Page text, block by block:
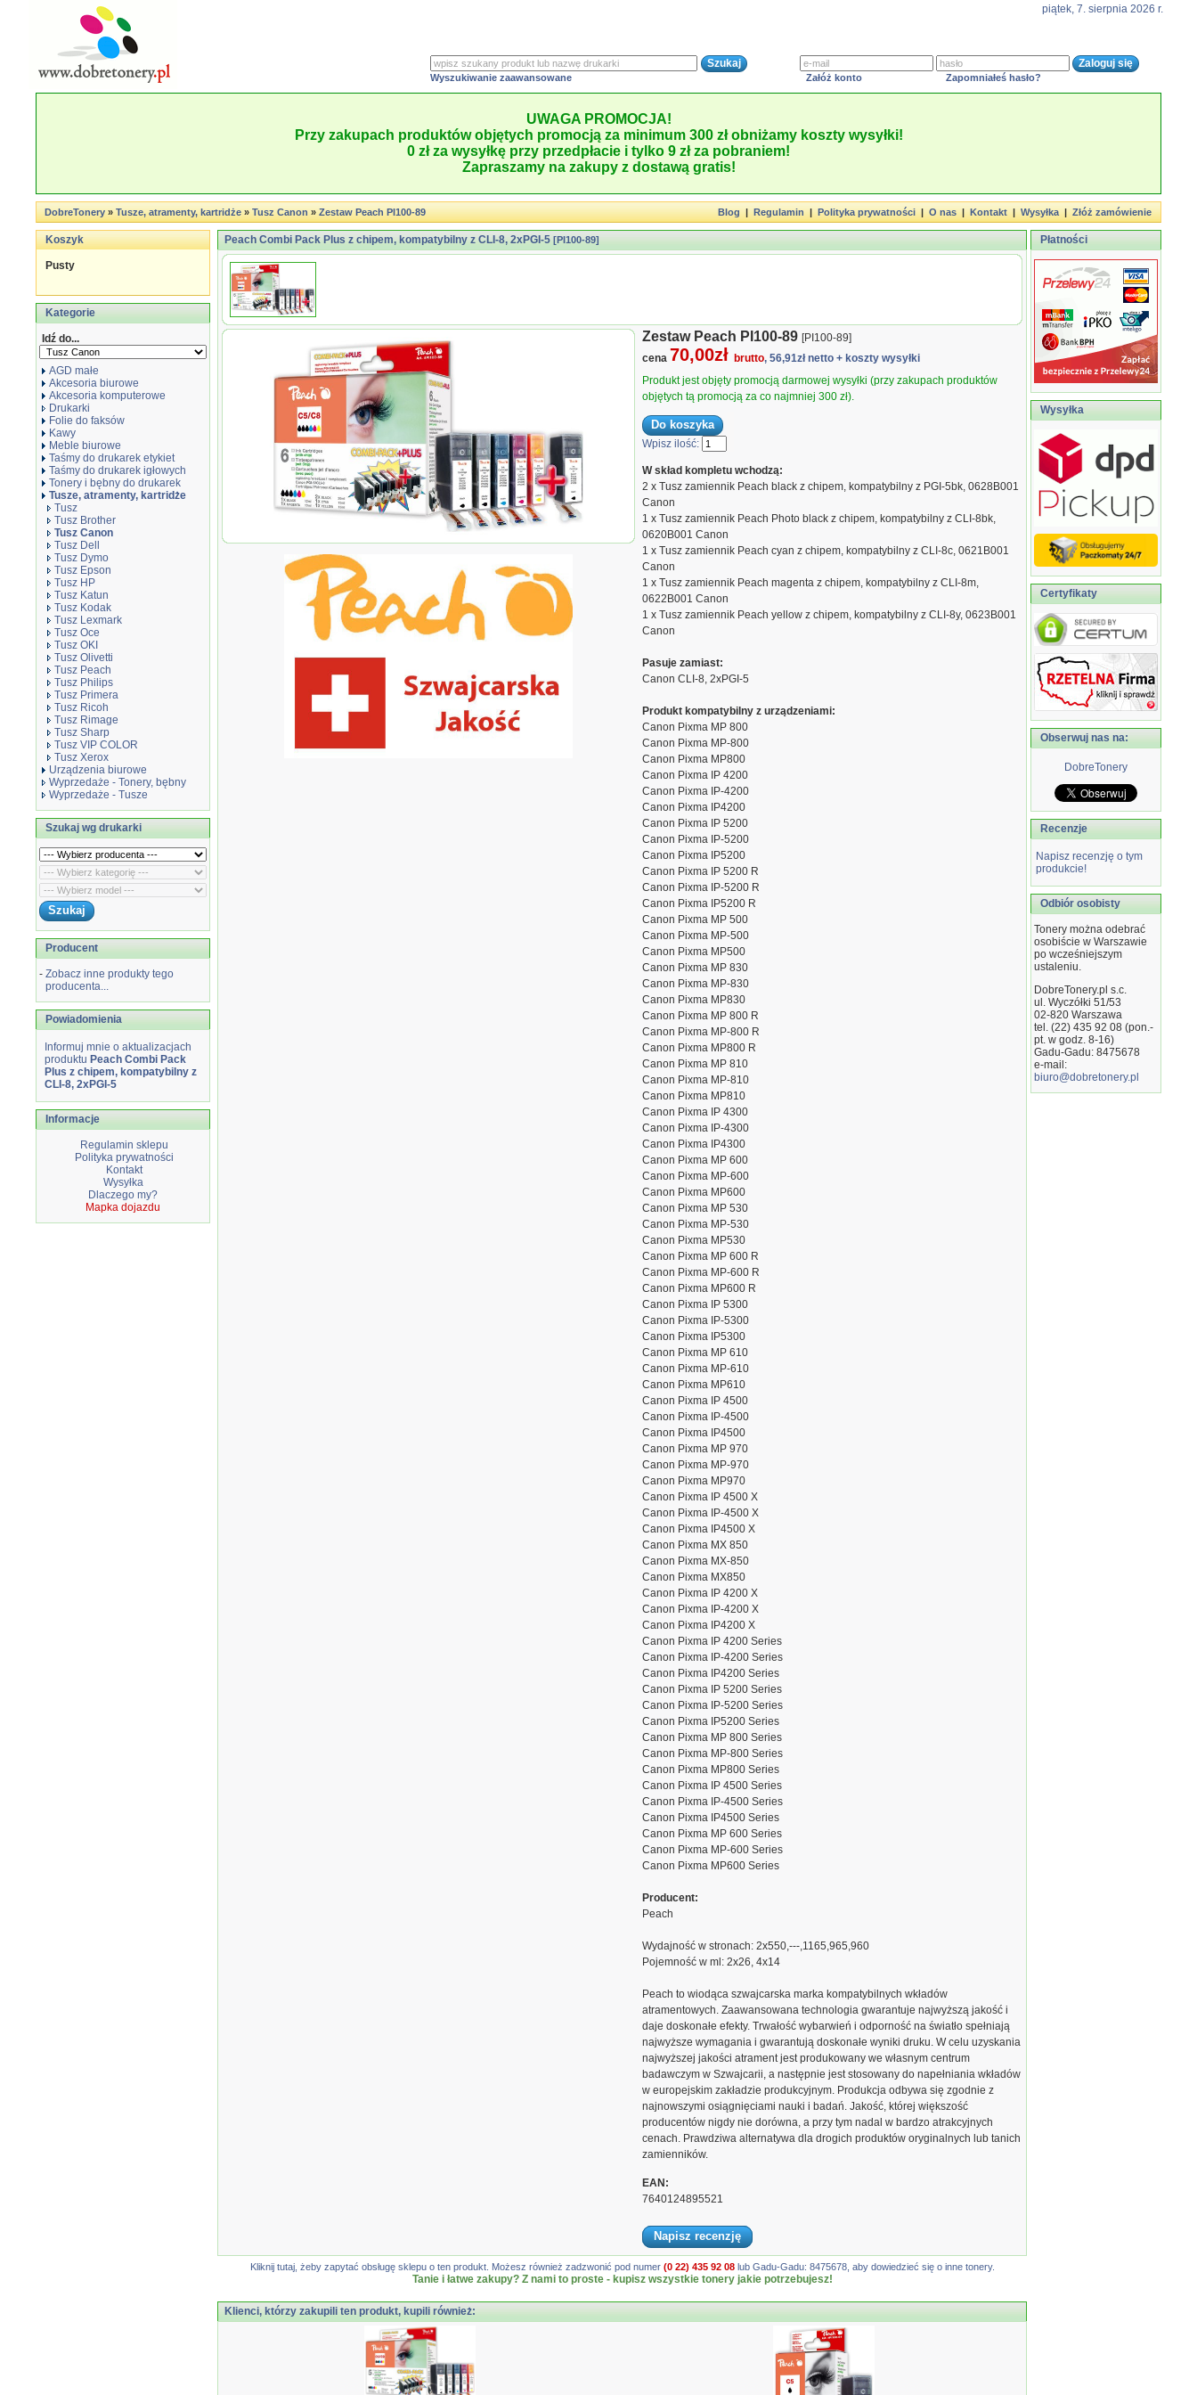
piątek, 7. sierpnia 2026 r.
Wyszukiwanie zaawansowane Załóż konto Zapomniałeś hasło?
UWAGA PROMOCJA!
Przy zakupach produktów objętych promocją za minimum 300 zł obniżamy koszty wysyłki!
0 zł za wysyłkę przy przedpłacie i tylko 9 zł za pobraniem!
Zapraszamy na zakupy z dostawą gratis!
DobreTonery»Tusze, atramenty, kartridże»Tusz Canon»Zestaw Peach PI100-89 Blog|Regulamin|Polityka prywatności|O nas|Kontakt|Wysyłka|Złóż zamówienie
Koszyk
Pusty
Kategorie
Idź do...
AGD małe
Akcesoria biurowe
Akcesoria komputerowe
Drukarki
Folie do faksów
Kawy
Meble biurowe
Taśmy do drukarek etykiet
Taśmy do drukarek igłowych
Tonery i bębny do drukarek
Tusze, atramenty, kartridże
Tusz
Tusz Brother
Tusz Canon
Tusz Dell
Tusz Dymo
Tusz Epson
Tusz HP
Tusz Katun
Tusz Kodak
Tusz Lexmark
Tusz Oce
Tusz OKI
Tusz Olivetti
Tusz Peach
Tusz Philips
Tusz Primera
Tusz Ricoh
Tusz Rimage
Tusz Sharp
Tusz VIP COLOR
Tusz Xerox
Urządzenia biurowe
Wyprzedaże - Tonery, bębny
Wyprzedaże - Tusze
Szukaj wg drukarki
Producent
- Zobacz inne produkty tego
producenta...
Powiadomienia
Informuj mnie o aktualizacjach
produktu Peach Combi Pack
Plus z chipem, kompatybilny z
CLI-8, 2xPGI-5
Informacje
Regulamin sklepu
Polityka prywatności
Kontakt
Wysyłka
Dlaczego my?
Mapka dojazdu
Peach Combi Pack Plus z chipem, kompatybilny z CLI-8, 2xPGI-5 [PI100-89]
Zestaw Peach PI100-89
Zestaw Peach PI100-89 [PI100-89]
cena 70,00zł brutto, 56,91zł netto + koszty wysyłki
Produkt jest objęty promocją darmowej wysyłki (przy zakupach produktów
objętych tą promocją za co najmniej 300 zł).
Wpisz ilość:
W skład kompletu wchodzą:
2 x Tusz zamiennik Peach black z chipem, kompatybilny z PGI-5bk, 0628B001
Canon
1 x Tusz zamiennik Peach Photo black z chipem, kompatybilny z CLI-8bk,
0620B001 Canon
1 x Tusz zamiennik Peach cyan z chipem, kompatybilny z CLI-8c, 0621B001
Canon
1 x Tusz zamiennik Peach magenta z chipem, kompatybilny z CLI-8m,
0622B001 Canon
1 x Tusz zamiennik Peach yellow z chipem, kompatybilny z CLI-8y, 0623B001
Canon
Pasuje zamiast:
Canon CLI-8, 2xPGI-5
Produkt kompatybilny z urządzeniami:
Canon Pixma MP 800
Canon Pixma MP-800
Canon Pixma MP800
Canon Pixma IP 4200
Canon Pixma IP-4200
Canon Pixma IP4200
Canon Pixma IP 5200
Canon Pixma IP-5200
Canon Pixma IP5200
Canon Pixma IP 5200 R
Canon Pixma IP-5200 R
Canon Pixma IP5200 R
Canon Pixma MP 500
Canon Pixma MP-500
Canon Pixma MP500
Canon Pixma MP 830
Canon Pixma MP-830
Canon Pixma MP830
Canon Pixma MP 800 R
Canon Pixma MP-800 R
Canon Pixma MP800 R
Canon Pixma MP 810
Canon Pixma MP-810
Canon Pixma MP810
Canon Pixma IP 4300
Canon Pixma IP-4300
Canon Pixma IP4300
Canon Pixma MP 600
Canon Pixma MP-600
Canon Pixma MP600
Canon Pixma MP 530
Canon Pixma MP-530
Canon Pixma MP530
Canon Pixma MP 600 R
Canon Pixma MP-600 R
Canon Pixma MP600 R
Canon Pixma IP 5300
Canon Pixma IP-5300
Canon Pixma IP5300
Canon Pixma MP 610
Canon Pixma MP-610
Canon Pixma MP610
Canon Pixma IP 4500
Canon Pixma IP-4500
Canon Pixma IP4500
Canon Pixma MP 970
Canon Pixma MP-970
Canon Pixma MP970
Canon Pixma IP 4500 X
Canon Pixma IP-4500 X
Canon Pixma IP4500 X
Canon Pixma MX 850
Canon Pixma MX-850
Canon Pixma MX850
Canon Pixma IP 4200 X
Canon Pixma IP-4200 X
Canon Pixma IP4200 X
Canon Pixma IP 4200 Series
Canon Pixma IP-4200 Series
Canon Pixma IP4200 Series
Canon Pixma IP 5200 Series
Canon Pixma IP-5200 Series
Canon Pixma IP5200 Series
Canon Pixma MP 800 Series
Canon Pixma MP-800 Series
Canon Pixma MP800 Series
Canon Pixma IP 4500 Series
Canon Pixma IP-4500 Series
Canon Pixma IP4500 Series
Canon Pixma MP 600 Series
Canon Pixma MP-600 Series
Canon Pixma MP600 Series
Producent:
Peach
Wydajność w stronach: 2x550,---,1165,965,960
Pojemność w ml: 2x26, 4x14
Peach to wiodąca szwajcarska marka kompatybilnych wkładów
atramentowych. Zaawansowana technologia gwarantuje najwyższą jakość i
daje doskonałe efekty. Trwałość wybarwień i odporność na światło spełniają
najwyższe wymagania i gwarantują doskonałe wyniki druku. W celu uzyskania
najwyższej jakości atrament jest produkowany we własnym centrum
badawczym w Szwajcarii, a następnie jest stosowany do napełniania wkładów
w europejskim zakładzie produkcyjnym. Produkcja odbywa się zgodnie z
najnowszymi osiągnięciami nauki i badań. Jakość, której większość
producentów nigdy nie dorówna, a przy tym nadal w bardzo atrakcyjnych
cenach. Prawdziwa alternatywa dla drogich produktów oryginalnych lub tanich
zamienników.
EAN:
7640124895521
Napisz recenzję
Kliknij tutaj, żeby zapytać obsługę sklepu o ten produkt. Możesz również zadzwonić pod numer (0 22) 435 92 08lub Gadu-Gadu: 8475678, aby dowiedzieć się o inne tonery.
Tanie i łatwe zakupy? Z nami to proste - kupisz wszystkie tonery jakie potrzebujesz!
Klienci, którzy zakupili ten produkt, kupili również:
Płatności
Wysyłka
Certyfikaty
Obserwuj nas na:
DobreTonery
Recenzje
Napisz recenzję o tym
produkcie!
Odbiór osobisty
Tonery można odebrać
osobiście w Warszawie
po wcześniejszym
ustaleniu.
DobreTonery.pl s.c.
ul. Wyczółki 51/53
02-820 Warszawa
tel. (22) 435 92 08 (pon.-
pt. w godz. 8-16)
Gadu-Gadu: 8475678
e-mail:
biuro@dobretonery.pl